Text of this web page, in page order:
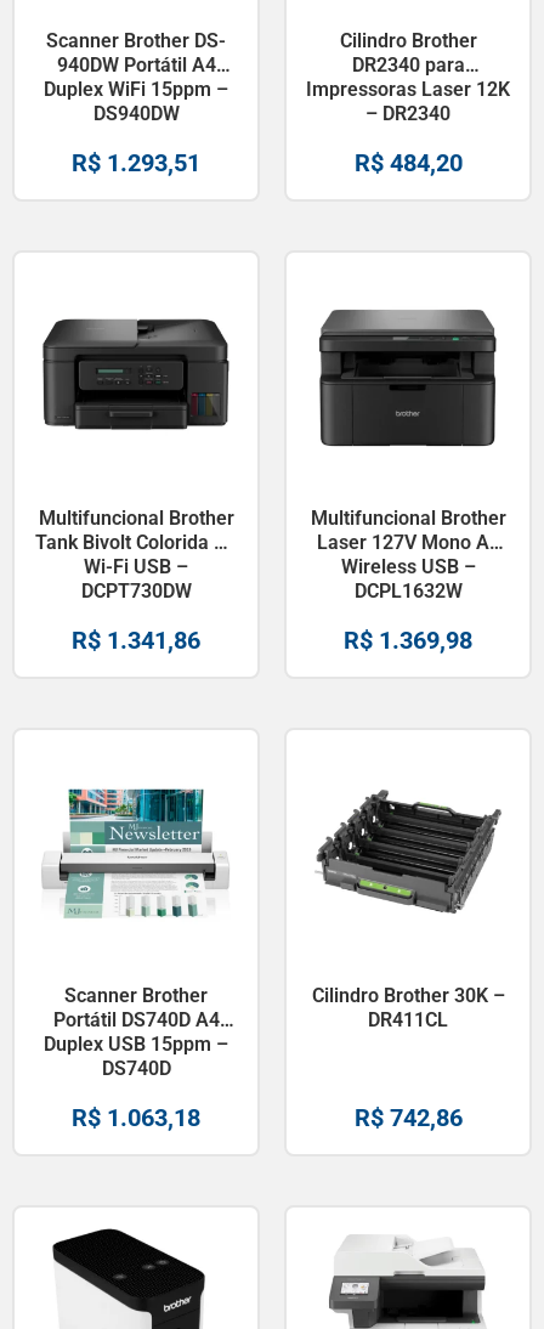
Scanner Brother DS-
940DW Portátil A4
Duplex WiFi 15ppm –
DS940DW
R$ 1.293,51
Cilindro Brother
DR2340 para
Impressoras Laser 12K
– DR2340
R$484,20
Multifuncional Brother
Tank Bivolt Colorida A4
Wi-Fi USB –
DCPT730DW
R$ 1.341,86
Multifuncional Brother
Laser 127V Mono A4
Wireless USB –
DCPL1632W
R$ 1.369,98
Scanner Brother
Portátil DS740D A4
Duplex USB 15ppm –
DS740D
R$ 1.063,18
Cilindro Brother 30K –
DR411CL
R$742,86